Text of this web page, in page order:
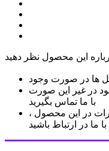
در غیر این صورت
با ما تماس بگیرید
در این محصول ،
ما در ارتباط باشید